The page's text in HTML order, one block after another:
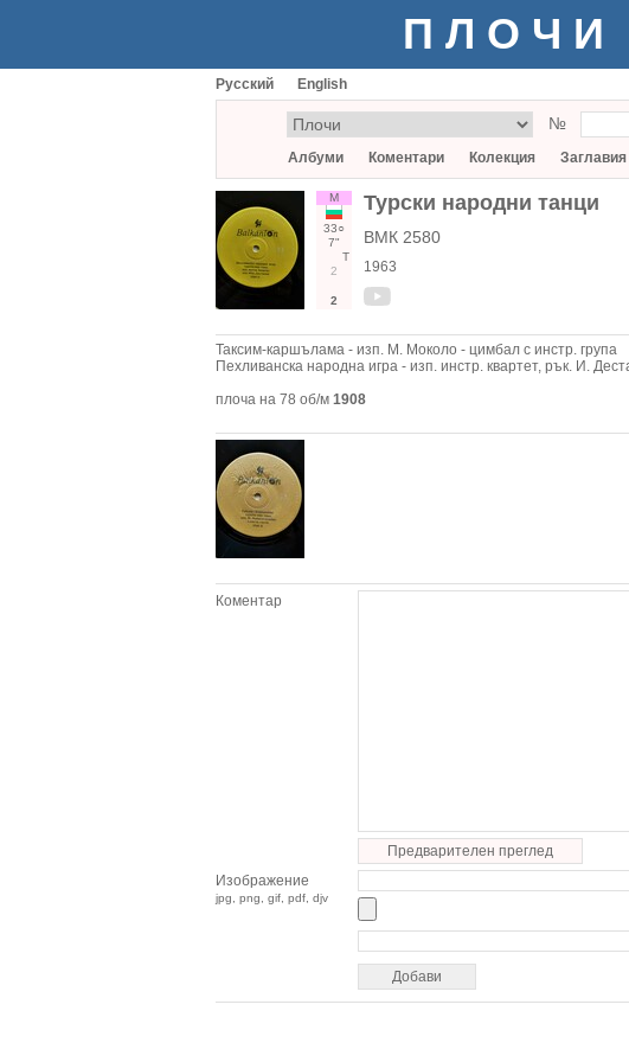
ПЛОЧИ
Русский English
№
Албуми Коментари Колекция Заглавия
М
33○
7"
Т
2
2
Турски народни танци
ВМК 2580
1963
Таксим-каршълама - изп. М. Моколо - цимбал с инстр. група
Пехливанска народна игра - изп. инстр. квартет, рък. И.
плоча на 78 об/м 1908
Коментар
Предварителен преглед
Изображение
jpg, png, gif, pdf, djv